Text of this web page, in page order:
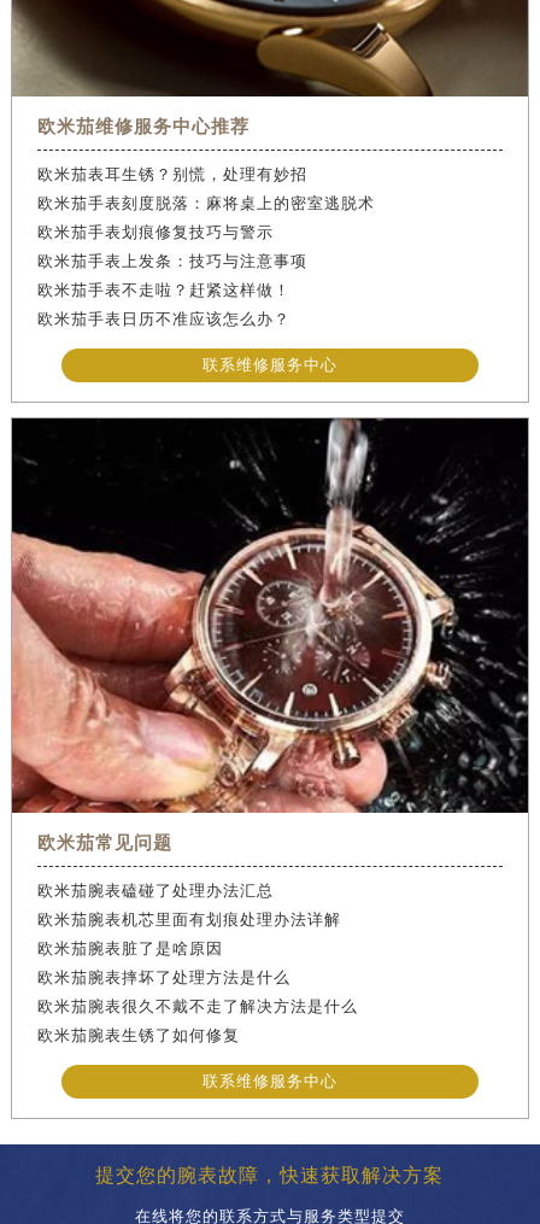
欧米茄维修服务中心推荐
欧米茄表耳生锈？别慌，处理有妙招
欧米茄手表刻度脱落：麻将桌上的密室逃脱术
欧米茄手表划痕修复技巧与警示
欧米茄手表上发条：技巧与注意事项
欧米茄手表不走啦？赶紧这样做！
欧米茄手表日历不准应该怎么办？
联系维修服务中心
欧米茄常见问题
欧米茄腕表磕碰了处理办法汇总
欧米茄腕表机芯里面有划痕处理办法详解
欧米茄腕表脏了是啥原因
欧米茄腕表摔坏了处理方法是什么
欧米茄腕表很久不戴不走了解决方法是什么
欧米茄腕表生锈了如何修复
联系维修服务中心
提交您的腕表故障，快速获取解决方案
在线将您的联系方式与服务类型提交